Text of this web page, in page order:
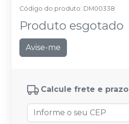
Código do produto: DM00338
Produto esgotado
Avise-me
Calcule frete e prazo